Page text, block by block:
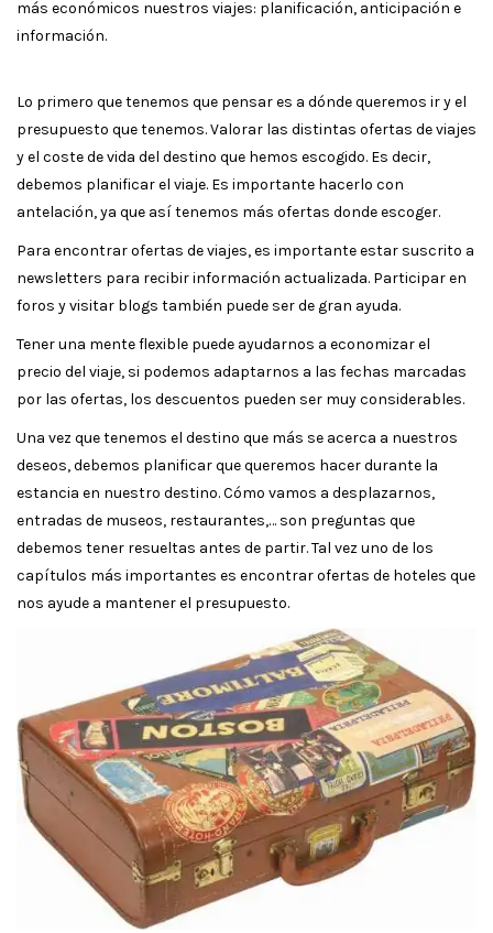
más económicos nuestros viajes: planificación, anticipación e
información.
Lo primero que tenemos que pensar es a dónde queremos ir y el
presupuesto que tenemos. Valorar las distintas ofertas de viajes
y el coste de vida del destino que hemos escogido. Es decir,
debemos planificar el viaje. Es importante hacerlo con
antelación, ya que así tenemos más ofertas donde escoger.
Para encontrar ofertas de viajes, es importante estar suscrito a
newsletters para recibir información actualizada. Participar en
foros y visitar blogs también puede ser de gran ayuda.
Tener una mente flexible puede ayudarnos a economizar el
precio del viaje, si podemos adaptarnos a las fechas marcadas
por las ofertas, los descuentos pueden ser muy considerables.
Una vez que tenemos el destino que más se acerca a nuestros
deseos, debemos planificar que queremos hacer durante la
estancia en nuestro destino. Cómo vamos a desplazarnos,
entradas de museos, restaurantes,… son preguntas que
debemos tener resueltas antes de partir. Tal vez uno de los
capítulos más importantes es encontrar ofertas de hoteles que
nos ayude a mantener el presupuesto.